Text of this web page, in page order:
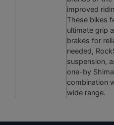
improved
These bikes
ultimate grip
brakes for
needed,
suspension,
one-by
combination
wide range.